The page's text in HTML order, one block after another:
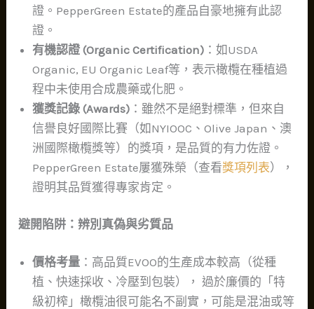
證。PepperGreen Estate的產品自豪地擁有此認
證。
有機認證 (Organic Certification) ：如USDA
Organic, EU Organic Leaf等，表示橄欖在種植過
程中未使用合成農藥或化肥。
獲獎記錄 (Awards) ：雖然不是絕對標準，但來自
信譽良好國際比賽（如NYIOOC、Olive Japan、澳
洲國際橄欖獎等）的獎項，是品質的有力佐證。
PepperGreen Estate屢獲殊榮（查看獎項列表），
證明其品質獲得專家肯定。
避開陷阱：辨別真偽與劣質品
價格考量 ：高品質EVOO的生產成本較高（從種
植、快速採收、冷壓到包裝）， 過於廉價的「特
級初榨」橄欖油很可能名不副實，可能是混油或等